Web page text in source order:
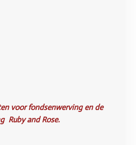
voor fondsenwerving en de
Ruby and Rose.